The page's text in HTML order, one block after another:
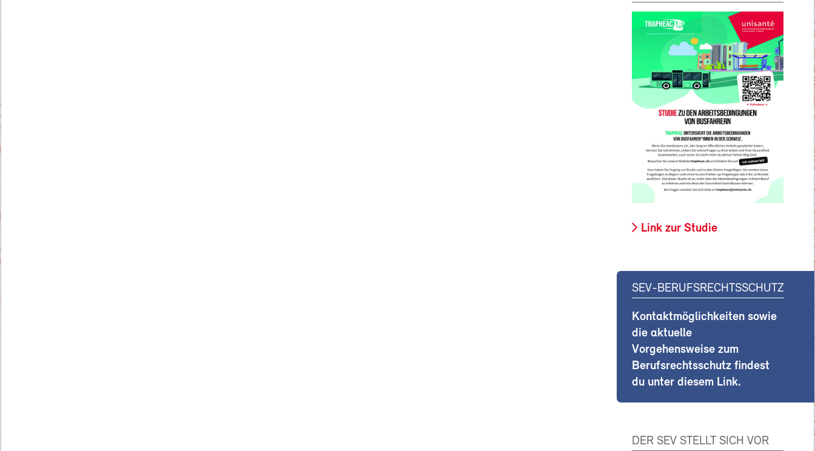
Link zur Studie
SEV-BERUFSRECHTSSCHUTZ
Kontaktmöglichkeiten sowie
die aktuelle
Vorgehensweise zum
Berufsrechtsschutz findest
du unter diesem Link.
DER SEV STELLT SICH VOR